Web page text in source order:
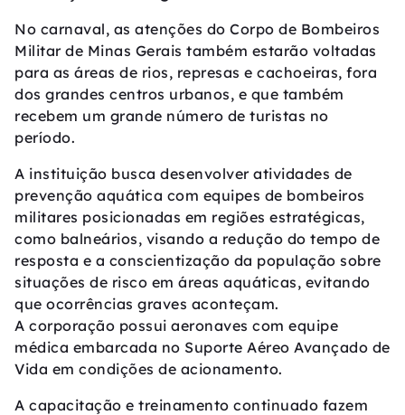
No carnaval, as atenções do Corpo de Bombeiros
Militar de Minas Gerais também estarão voltadas
para as áreas de rios, represas e cachoeiras, fora
dos grandes centros urbanos, e que também
recebem um grande número de turistas no
período.
A instituição busca desenvolver atividades de
prevenção aquática com equipes de bombeiros
militares posicionadas em regiões estratégicas,
como balneários, visando a redução do tempo de
resposta e a conscientização da população sobre
situações de risco em áreas aquáticas, evitando
que ocorrências graves aconteçam.
A corporação possui aeronaves com equipe
médica embarcada no Suporte Aéreo Avançado de
Vida em condições de acionamento.
A capacitação e treinamento continuado fazem